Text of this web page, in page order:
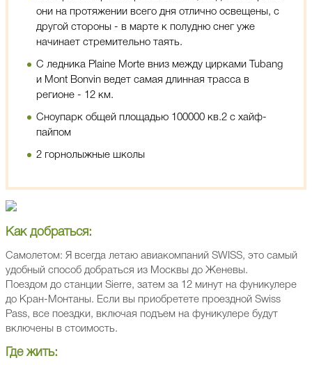
они на протяжении всего дня отлично освещены, с
другой стороны - в марте к полудню снег уже
начинает стремительно таять.
С ледника Plaine Morte вниз между цирками Tubang
и Mont Bonvin ведет самая длинная трасса в
регионе - 12 км.
Сноупарк общей площадью 100000 кв.2 с хайф-
пайпом
2 горнолыжные школы
Как добраться:
Самолетом: Я всегда летаю авиакомпаний SWISS, это самый
удобный способ добраться из Москвы до Женевы.
Поездом до станции Sierre, затем за 12 минут на фуникулере
до Кран-Монтаны. Если вы приобретете проездной Swiss
Pass, все поездки, включая подъем на фуникулере будут
включены в стоимость.
Где жить: